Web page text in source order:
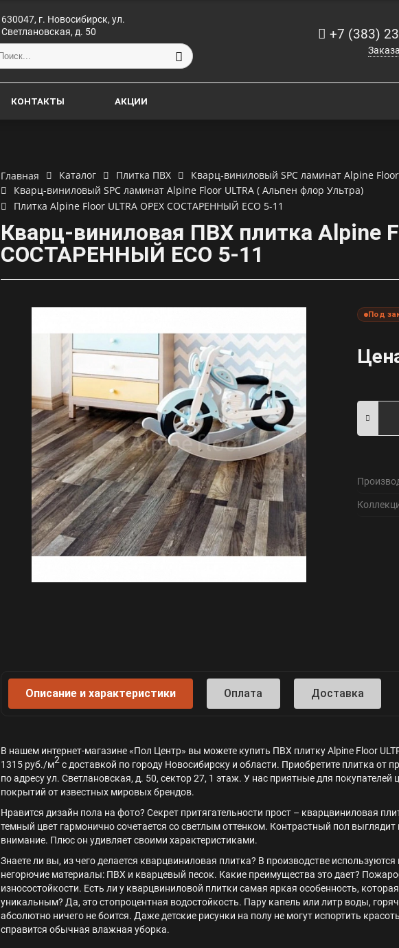
630047, г. Новосибирск, ул.
Светлановская, д. 50
+7 (383)
КОНТАКТЫ АКЦИИ
Главная Каталог Плитка ПВХ
Кварц-виниловый SPC ламинат Alpine
Кварц-виниловый SPC ламинат Alpine Floor ULTRA ( Альпен флор Ультра)
Плитка Alpine Floor ULTRA ОРЕХ СОСТАРЕННЫЙ ECO 5-11
Кварц-виниловая ПВХ плитка Alpine
СОСТАРЕННЫЙ ECO 5-11
Под
Описание и характеристики Оплата Доставка
В нашем интернет-магазине «Пол Центр» вы можете купить ПВХ плитку Alpine Floor
1315 руб./м2с доставкой по городу Новосибирску и области. Приобретите плитка от
по адресу ул. Светлановская, д. 50, сектор 27, 1 этаж. У нас приятные для
покрытий от известных мировых брендов.
Нравится дизайн пола на фото? Секрет притягательности прост – кварцвиниловая
темный цвет гармонично сочетается со светлым оттенком. Контрастный пол
внимание. Плюс он удивляет своими характеристиками.
Знаете ли вы, из чего делается кварцвиниловая плитка? В производстве
негорючие материалы: ПВХ и кварцевый песок. Какие преимущества это дает?
износостойкости. Есть ли у кварцвиниловой плитки самая яркая особенность,
уникальным? Да, это стопроцентная водостойкость. Пару капель или литр воды,
абсолютно ничего не боится. Даже детские рисунки на полу не могут испортить
справится обычная влажная уборка.